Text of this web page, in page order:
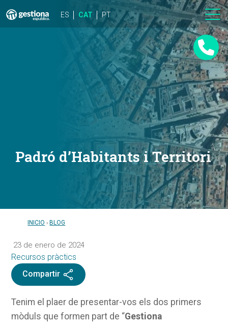
ES CAT PT
Padró d’Habitants i Territori
INICIO BLOG
23 de enero de 2024
Recursos pràctics
Compartir
Tenim el plaer de presentar-vos els dos primers
mòduls que formen part de “Gestiona